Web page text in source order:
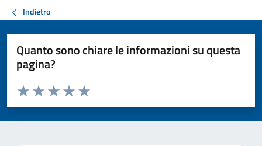
Indietro
Quanto sono chiare le informazioni su questa
pagina?
Valuta da 1 a 5 stelle la pagina
Valuta 5 stelle su 5
Valuta 4 stelle su 5
Valuta 3 stelle su 5
Valuta 2 stelle su 5
Valuta 1 stelle su 5